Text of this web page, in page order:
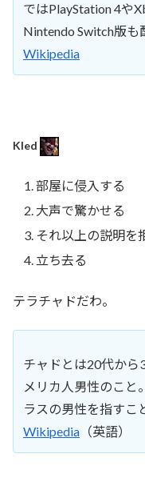
ではPlayStation 4や
Nintendo Switch版も
Wikipedia
Kled
部屋に侵入する
大声で驚かせる
それ以上の説明を
立ち去る
テラチャドだわ。
チャドとは20代から
メリカ人男性のこと
ラスの男性を指すこ
Wikipedia （英語）